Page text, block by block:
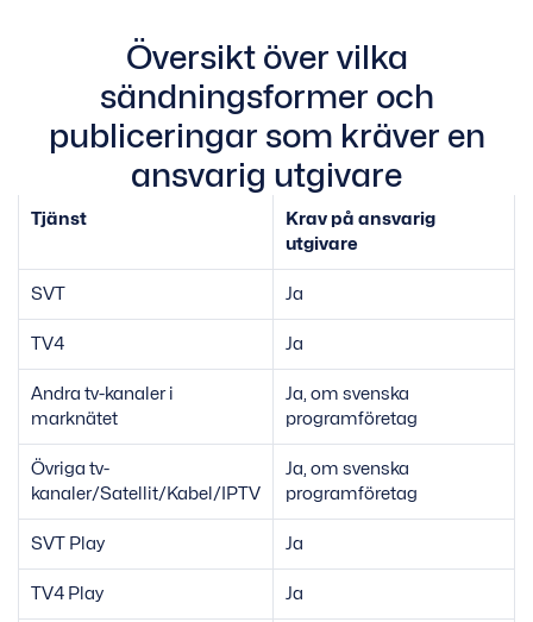
Översikt över vilka
sändningsformer och
publiceringar som kräver en
ansvarig utgivare
Tjänst
Krav på ansvarig
utgivare
SVT Ja
TV4 Ja
Andra tv-kanaler i
marknätet
Ja, om svenska
programföretag
Övriga tv-
kanaler/Satellit/Kabel/IPTV
Ja, om svenska
programföretag
SVT Play Ja
TV4 Play Ja